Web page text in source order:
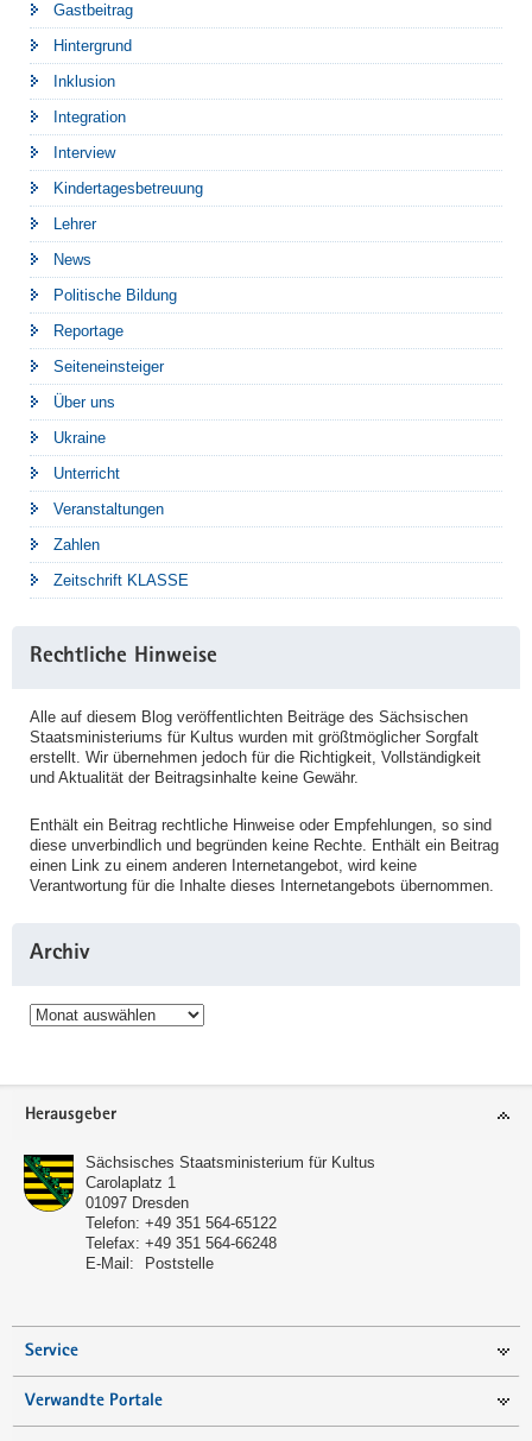
Gastbeitrag
Hintergrund
Inklusion
Integration
Interview
Kindertagesbetreuung
Lehrer
News
Politische Bildung
Reportage
Seiteneinsteiger
Über uns
Ukraine
Unterricht
Veranstaltungen
Zahlen
Zeitschrift KLASSE
Rechtliche Hinweise
Alle auf diesem Blog veröffentlichten Beiträge des Sächsischen
Staatsministeriums für Kultus wurden mit größtmöglicher Sorgfalt
erstellt. Wir übernehmen jedoch für die Richtigkeit, Vollständigkeit
und Aktualität der Beitragsinhalte keine Gewähr.
Enthält ein Beitrag rechtliche Hinweise oder Empfehlungen, so sind
diese unverbindlich und begründen keine Rechte. Enthält ein Beitrag
einen Link zu einem anderen Internetangebot, wird keine
Verantwortung für die Inhalte dieses Internetangebots übernommen.
Archiv
Archiv
Service
Herausgeber
Sächsisches Staatsministerium für Kultus
Carolaplatz 1
01097 Dresden
Telefon: +49 351 564-65122
Telefax: +49 351 564-66248
E-Mail:
Poststelle
Service
Verwandte Portale